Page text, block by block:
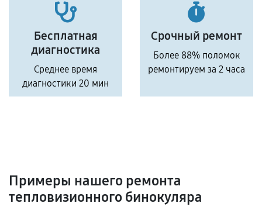
Бесплатная
диагностика
Среднее время
диагностики 20 мин
Срочный ремонт
Более 88% поломок
ремонтируем за 2 часа
Примеры нашего ремонта
тепловизионного бинокуляра